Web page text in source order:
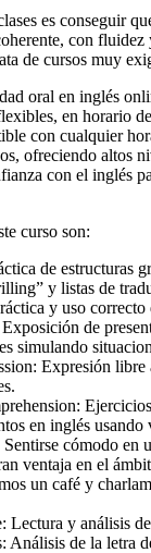
es conseguir
con
de cursos muy
oral en inglés
en horario
con cualquier
ofreciendo altos
con el inglés
curso son:
de estructuras
y listas de
y uso
de
simulando
Expresión libre
en inglés
cómodo en
ventaja en el
un café y
Lectura y análisis
Análisis de la letra